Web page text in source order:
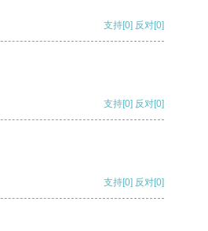
支持[0] 反对[0]
支持[0] 反对[0]
支持[0] 反对[0]